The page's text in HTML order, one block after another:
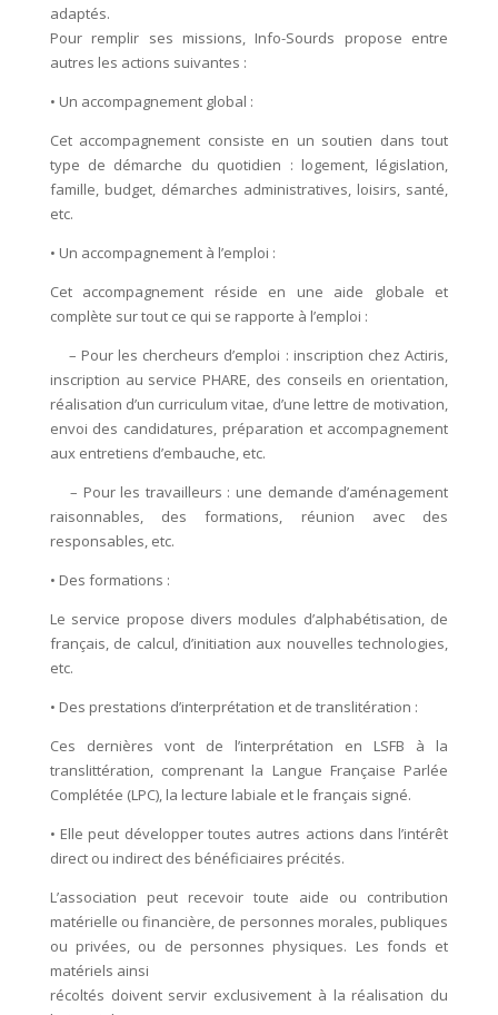
adaptés.
Pour remplir ses missions, Info-Sourds propose entre
autres les actions suivantes :
• Un accompagnement global :
Cet accompagnement consiste en un soutien dans tout
type de démarche du quotidien : logement, législation,
famille, budget, démarches administratives, loisirs, santé,
etc.
• Un accompagnement à l’emploi :
Cet accompagnement réside en une aide globale et
complète sur tout ce qui se rapporte à l’emploi :
– Pour les chercheurs d’emploi : inscription chez Actiris,
inscription au service PHARE, des conseils en orientation,
réalisation d’un curriculum vitae, d’une lettre de motivation,
envoi des candidatures, préparation et accompagnement
aux entretiens d’embauche, etc.
– Pour les travailleurs : une demande d’aménagement
raisonnables, des formations, réunion avec des
responsables, etc.
• Des formations :
Le service propose divers modules d’alphabétisation, de
français, de calcul, d’initiation aux nouvelles technologies,
etc.
• Des prestations d’interprétation et de translitération :
Ces dernières vont de l’interprétation en LSFB à la
translittération, comprenant la Langue Française Parlée
Complétée (LPC), la lecture labiale et le français signé.
• Elle peut développer toutes autres actions dans l’intérêt
direct ou indirect des bénéficiaires précités.
L’association peut recevoir toute aide ou contribution
matérielle ou financière, de personnes morales, publiques
ou privées, ou de personnes physiques. Les fonds et
matériels ainsi
récoltés doivent servir exclusivement à la réalisation du